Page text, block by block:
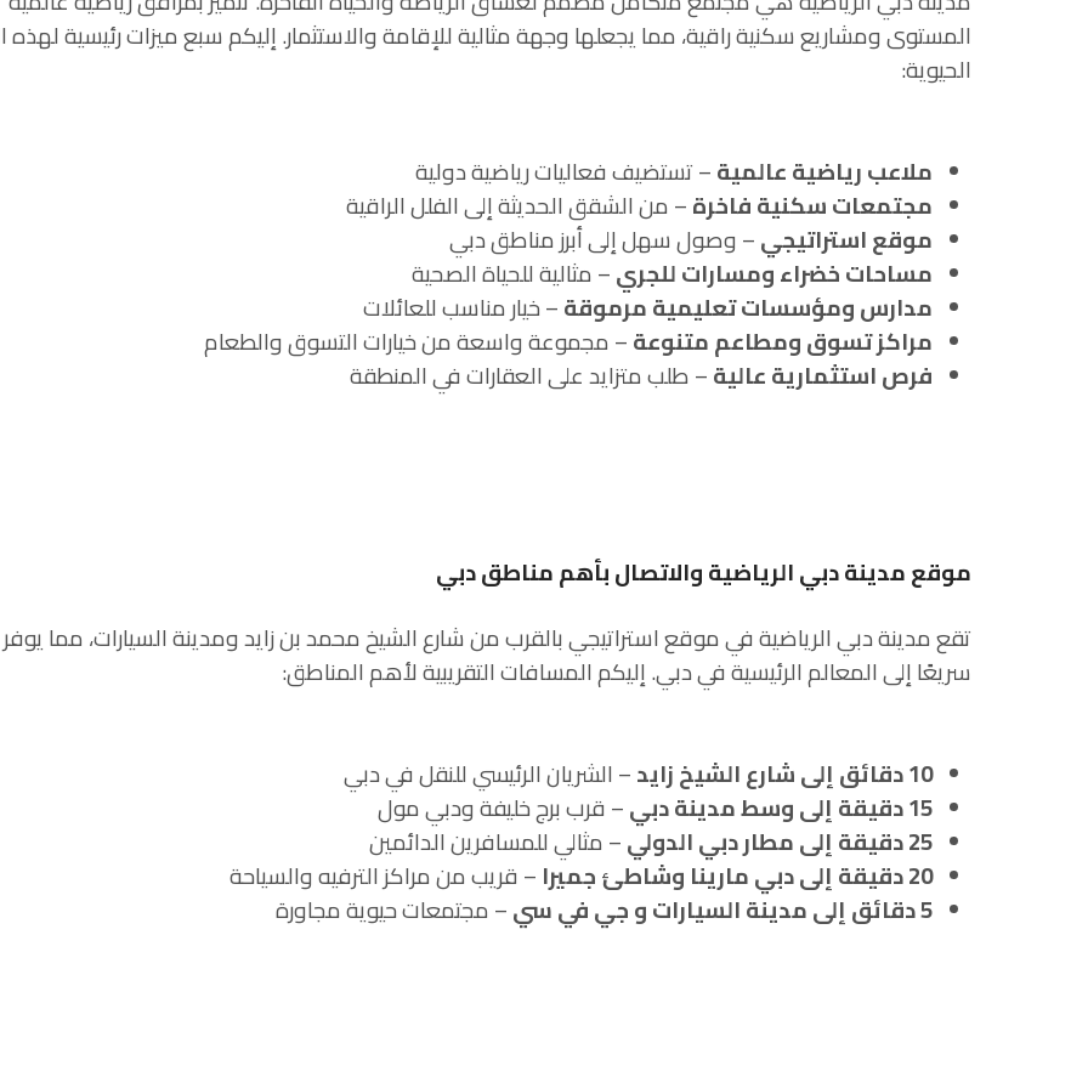
المستوى ومشاريع سكنية راقية، مما يجعلها وجهة مثالية للإقامة والاستثمار. إليكم سبع ميزات رئيسية
الحيوية:
ملاعب رياضية عالمية– تستضيف فعاليات رياضية دولية
مجتمعات سكنية فاخرة– من الشقق الحديثة إلى الفلل الراقية
موقع استراتيجي– وصول سهل إلى أبرز مناطق دبي
مساحات خضراء ومسارات للجري– مثالية للحياة الصحية
مدارس ومؤسسات تعليمية مرموقة– خيار مناسب للعائلات
مراكز تسوق ومطاعم متنوعة– مجموعة واسعة من خيارات التسوق والطعام
فرص استثمارية عالية– طلب متزايد على العقارات في المنطقة
موقع مدينة دبي الرياضية والاتصال بأهم مناطق دبي
تقع مدينة دبي الرياضية في موقع استراتيجي بالقرب من شارع الشيخ محمد بن زايد ومدينة السيارات، مما
سريعًا إلى المعالم الرئيسية في دبي. إليكم المسافات التقريبية لأهم المناطق:
10 دقائق إلى شارع الشيخ زايد
– الشريان الرئيسي للنقل في دبي
15 دقيقة إلى وسط مدينة دبي
– قرب برج خليفة ودبي مول
25 دقيقة إلى مطار دبي الدولي
– مثالي للمسافرين الدائمين
20 دقيقة إلى دبي مارينا وشاطئ جميرا
– قريب من مراكز الترفيه والسياحة
5 دقائق إلى مدينة السيارات و جي في سي
– مجتمعات حيوية مجاورة